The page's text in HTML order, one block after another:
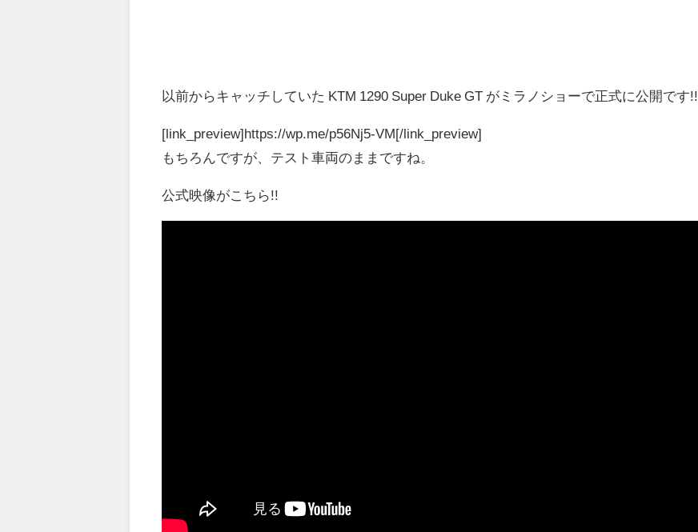
以前からキャッチしていた KTM 1290 Super Duke GT がミラノショーで正式に公開です!!
[link_preview]https://wp.me/p56Nj5-VM[/link_preview]
もちろんですが、テスト車両のままですね。
公式映像がこちら!!